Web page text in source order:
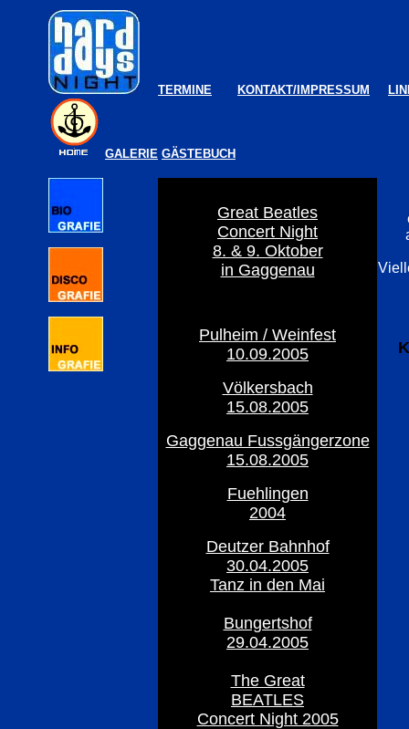
TERMINE KONTAKT/IMPRESSUM
GALERIE GÄSTEBUCH
Great Beatles
Concert Night
8. & 9. Oktober
in Gaggenau
Pulheim / Weinfest
10.09.2005
Völkersbach
15.08.2005
Gaggenau Fussgängerzone
15.08.2005
Fuehlingen
2004
Deutzer Bahnhof
30.04.2005
Tanz in den Mai
Bungertshof
29.04.2005
The Great
BEATLES
Concert Night 2005